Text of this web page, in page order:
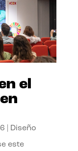
el
Diseño
este